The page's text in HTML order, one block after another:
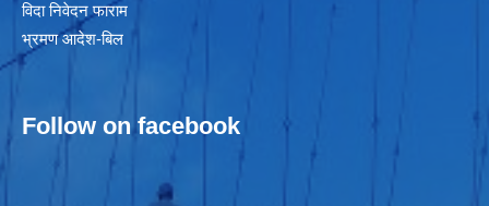
विदा निवेदन फाराम
भ्रमण आदेश-बिल
Follow on facebook